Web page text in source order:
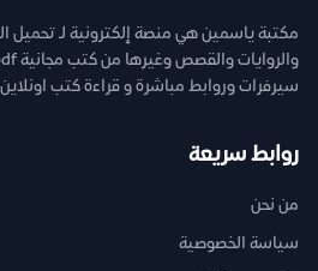
مكتبة ياسمين هي منصة إلكترونية لـ تحميل
سيرفرات وروابط مباشرة و قراءة كتب
روابط سريعة
من نحن
سياسة الخصوصية